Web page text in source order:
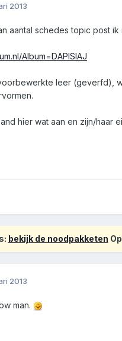
2013
aantal schedes topic post
Album=DAPISIAJ
leer (geverfd),
hier wat aan en zijn/haar
bekijk de noodpakketen
2013
man.